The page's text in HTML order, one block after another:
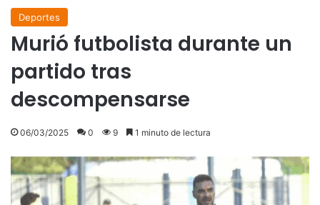
Deportes
Murió futbolista durante un
partido tras
descompensarse
06/03/2025 0 9 1 minuto de lectura